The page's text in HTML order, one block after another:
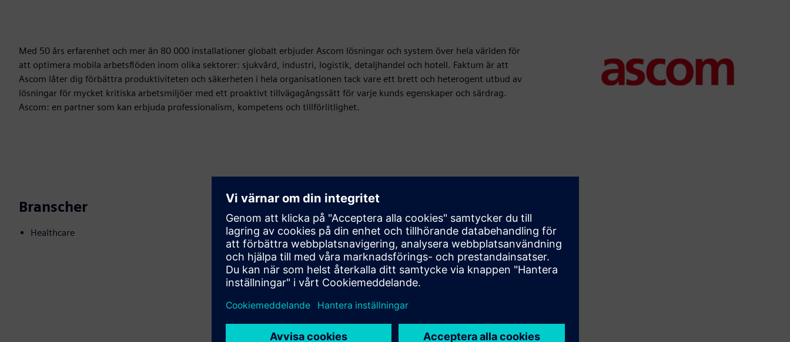
Med 50 års erfarenhet och mer än 80 000 installationer globalt erbjuder Ascom lösningar och system över hela världen för
att optimera mobila arbetsflöden inom olika sektorer: sjukvård, industri, logistik, detaljhandel och hotell. Faktum är att
Ascom låter dig förbättra produktiviteten och säkerheten i hela organisationen tack vare ett brett och heterogent utbud av
lösningar för mycket kritiska arbetsmiljöer med ett proaktivt tillvägagångssätt för varje kunds egenskaper och särdrag.
Ascom: en partner som kan erbjuda professionalism, kompetens och tillförlitlighet.
Branscher
Healthcare
Rörelse
Build
Utökar eller bygger på en Siemens Xcelerator
produkt/lösning genom att skapa en ny produkt, eller
skapar en ny kundlösning via integration av Siemens
Xcelerator produkt och egen produkt